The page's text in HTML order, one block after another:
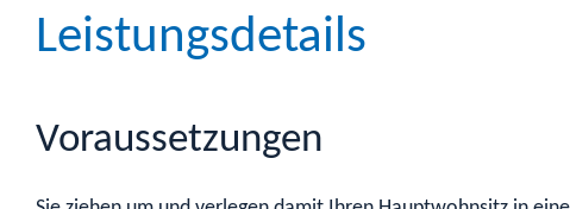
Leistungsdetails
Voraussetzungen